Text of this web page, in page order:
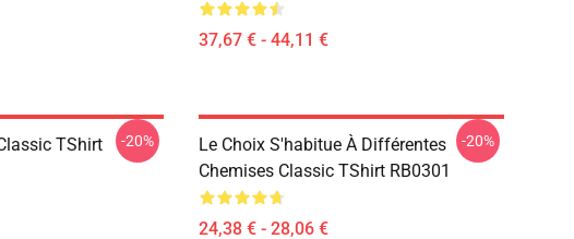
37,67 € - 44,11 €
TShirt
-20%
Le Choix S'habitue À Différentes
Chemises Classic TShirt RB0301
24,38 € - 28,06 €
-20%